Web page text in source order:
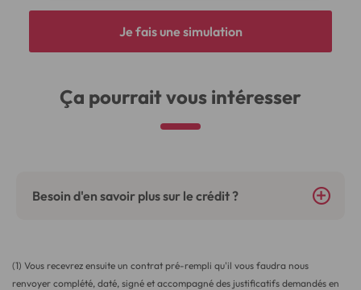
Je fais une simulation
Ça pourrait vous intéresser
Besoin d'en savoir plus sur le crédit ?
(1) Vous recevrez ensuite un contrat pré-rempli qu'il vous faudra nous
renvoyer complété, daté, signé et accompagné des justificatifs demandés en